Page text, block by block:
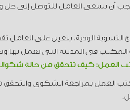
يجب أن يسعى العامل للتوصل إلى
التسوية الودية، يتعين على
المكتب في المدينة التي يعمل
العمل: كيف تتحقق من حالة
العمل بمراجعة الشكوى والتحقق